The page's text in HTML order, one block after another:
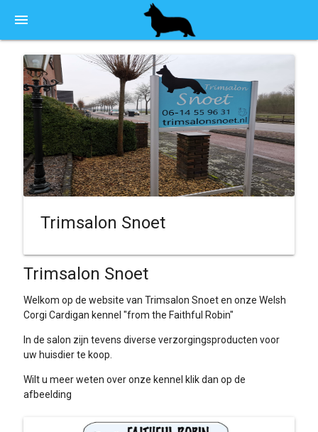
menu
Trimsalon Snoet
Trimsalon Snoet
Welkom op de website van Trimsalon Snoet en onze Welsh
Corgi Cardigan kennel "from the Faithful Robin"
In de salon zijn tevens diverse verzorgingsproducten voor
uw huisdier te koop.
Wilt u meer weten over onze kennel klik dan op de
afbeelding